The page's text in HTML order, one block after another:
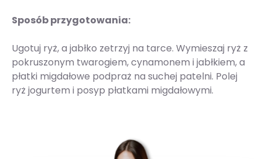
Sposób przygotowania:
Ugotuj ryż, a jabłko zetrzyj na tarce. Wymieszaj ryż z
pokruszonym twarogiem, cynamonem i jabłkiem, a
płatki migdałowe podpraż na suchej patelni. Polej
ryż jogurtem i posyp płatkami migdałowymi.